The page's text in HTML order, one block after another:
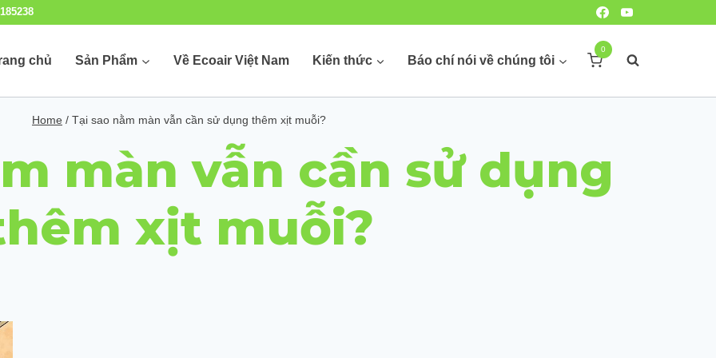
chủ Sản Phẩm Về Ecoair Việt Nam Kiến thức Báo chí nói về chúng tôi
0
Home / Tại sao nằm màn vẫn cần sử dụng thêm xịt muỗi?
màn vẫn cần sử dụng
xịt muỗi?